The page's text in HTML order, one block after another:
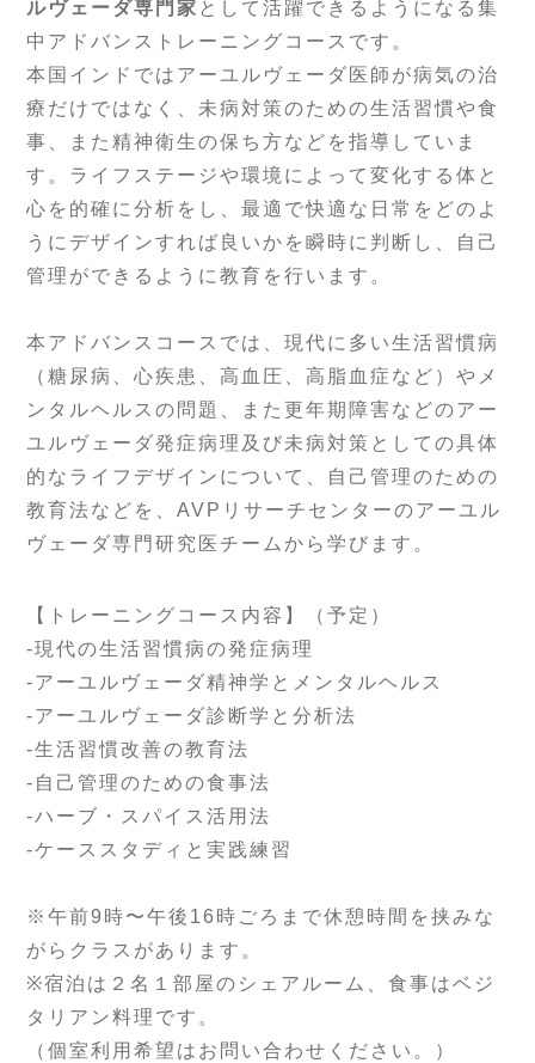
ルヴェーダ専門家 として活躍できるようになる集
中アドバンストレーニングコースです。
本国インドではアーユルヴェーダ医師が病気の治
療だけではなく、未病対策のための生活習慣や食
事、また精神衛生の保ち方などを指導していま
す。ライフステージや環境によって変化する体と
心を的確に分析をし、最適で快適な日常をどのよ
うにデザインすれば良いかを瞬時に判断し、自己
管理ができるように教育を行います。
本アドバンスコースでは、現代に多い生活習慣病
（糖尿病、心疾患、高血圧、高脂血症など）やメ
ンタルヘルスの問題、また更年期障害などのアー
ユルヴェーダ発症病理及び未病対策としての具体
的なライフデザインについて、自己管理のための
教育法などを、AVPリサーチセンターのアーユル
ヴェーダ専門研究医チームから学びます。
【トレーニングコース内容】（予定）
-現代の生活習慣病の発症病理
-アーユルヴェーダ精神学とメンタルヘルス
-アーユルヴェーダ診断学と分析法
-生活習慣改善の教育法
-自己管理のための食事法
-ハーブ・スパイス活用法
-ケーススタディと実践練習
※午前9時〜午後16時ごろまで休憩時間を挟みな
がらクラスがあります。
※宿泊は２名１部屋のシェアルーム、食事はベジ
タリアン料理です。
（個室利用希望はお問い合わせください。）